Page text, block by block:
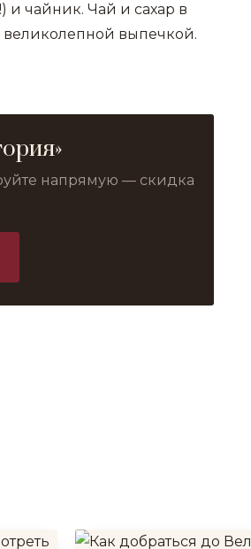
чайник. Чай и сахар в
великолепной выпечкой.
напрямую — скидка